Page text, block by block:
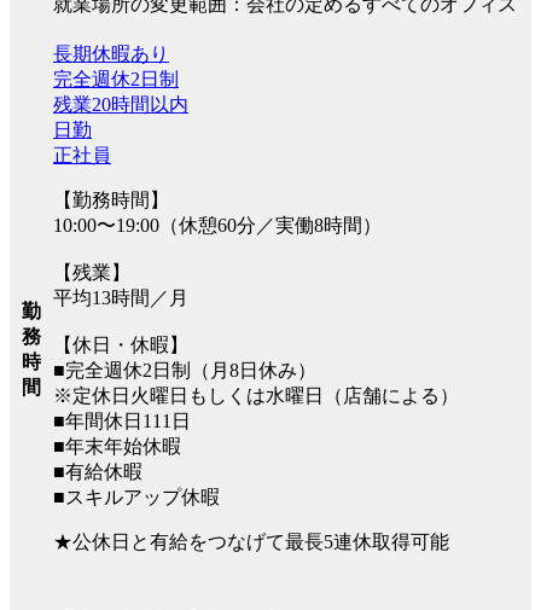
就業場所の変更範囲：会社の定めるすべてのオフィス
勤
務
時
間
長期休暇あり
完全週休2日制
残業20時間以内
日勤
正社員
【勤務時間】
10:00〜19:00（休憩60分／実働8時間）
【残業】
平均13時間／月
【休日・休暇】
■完全週休2日制（月8日休み）
※定休日火曜日もしくは水曜日（店舗による）
■年間休日111日
■年末年始休暇
■有給休暇
■スキルアップ休暇
★公休日と有給をつなげて最長5連休取得可能